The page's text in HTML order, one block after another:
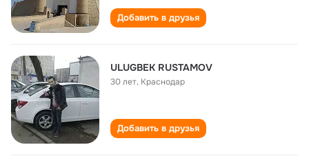
Добавить в друзья
ULUGBEK RUSTAMOV
30 лет, Краснодар
Добавить в друзья